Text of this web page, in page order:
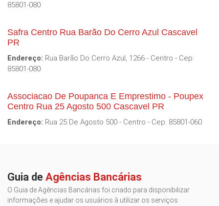
85801-080
Safra Centro Rua Barão Do Cerro Azul Cascavel
PR
Endereço: Rua Barão Do Cerro Azul, 1266 - Centro - Cep:
85801-080
Associacao De Poupanca E Emprestimo - Poupex
Centro Rua 25 Agosto 500 Cascavel PR
Endereço: Rua 25 De Agosto 500 - Centro - Cep: 85801-060
Guia de Agências Bancárias
O Guia de Agências Bancárias foi criado para disponibilizar
informações e ajudar os usuários à utilizar os serviços